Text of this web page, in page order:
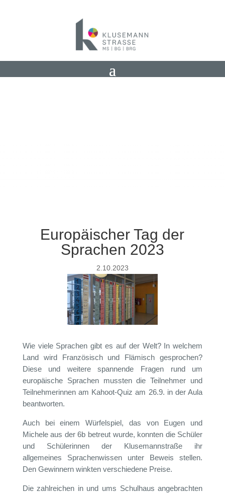
Europäischer Tag der
Sprachen 2023
2.10.2023
Wie viele Sprachen gibt es auf der Welt? In welchem
Land wird Französisch und Flämisch gesprochen?
Diese und weitere spannende Fragen rund um
europäische Sprachen mussten die Teilnehmer und
Teilnehmerinnen am Kahoot-Quiz am 26.9. in der Aula
beantworten.
Auch bei einem Würfelspiel, das von Eugen und
Michele aus der 6b betreut wurde, konnten die Schüler
und Schülerinnen der Klusemannstraße ihr
allgemeines Sprachenwissen unter Beweis stellen.
Den Gewinnern winkten verschiedene Preise.
Die zahlreichen in und ums Schulhaus angebrachten